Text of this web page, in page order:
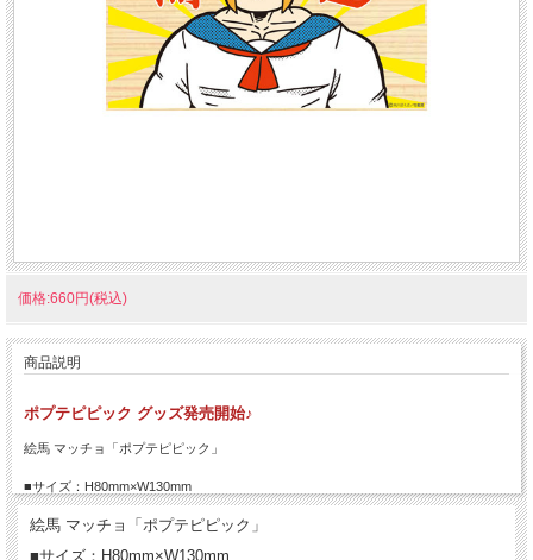
価格:660円(税込)
商品説明
ポプテピピック グッズ発売開始♪
絵馬 マッチョ「ポプテピピック」
■サイズ：H80mm×W130mm
絵馬 マッチョ「ポプテピピック」
■サイズ：H80mm×W130mm